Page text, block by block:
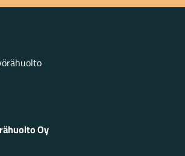
- etusivulle
Oy